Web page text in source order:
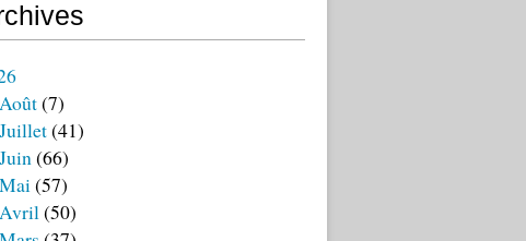
Août(7)
Juillet(41)
Juin(66)
Mai(57)
Avril(50)